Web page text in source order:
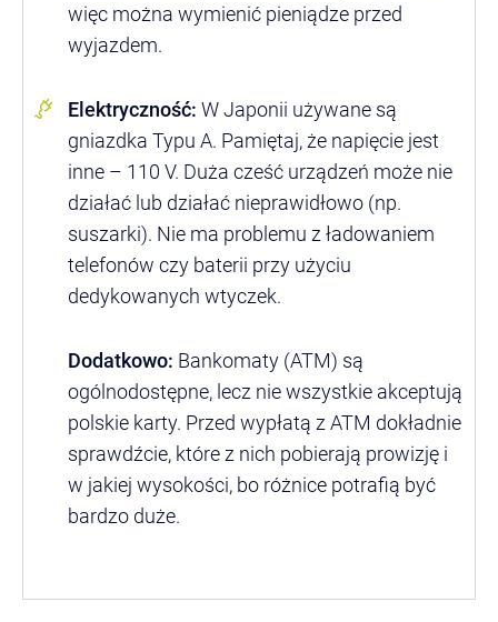
więc można wymienić pieniądze przed
wyjazdem.
Elektryczność: W Japonii używane są
gniazdka Typu A. Pamiętaj, że napięcie jest
inne – 110 V. Duża cześć urządzeń może nie
działać lub działać nieprawidłowo (np.
suszarki). Nie ma problemu z ładowaniem
telefonów czy baterii przy użyciu
dedykowanych wtyczek.
Dodatkowo: Bankomaty (ATM) są
ogólnodostępne, lecz nie wszystkie akceptują
polskie karty. Przed wypłatą z ATM dokładnie
sprawdźcie, które z nich pobierają prowizję i
w jakiej wysokości, bo różnice potrafią być
bardzo duże.